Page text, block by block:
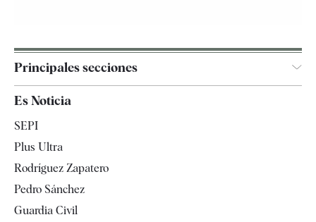
Principales secciones
Televisión
Es Noticia
SEPI
Plus Ultra
Rodríguez Zapatero
Pedro Sánchez
Guardia Civil